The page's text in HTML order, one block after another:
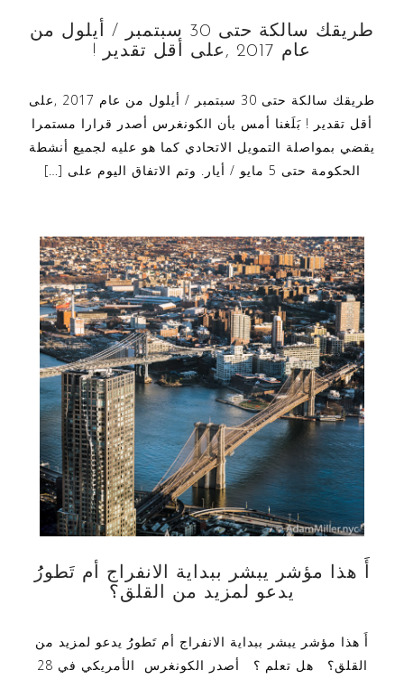
طريقك سالكة حتى 30 سبتمبر / أيلول من
عام 2017 ,على أقل تقدير !
طريقك سالكة حتى 30 سبتمبر / أيلول من عام 2017 ,على
أقل تقدير ! بَلَغنا أمس بأن الكونغرس أصدر قرارا مستمرا
يقضي بمواصلة التمويل الاتحادي كما هو عليه لجميع أنشطة
الحكومة حتى 5 مايو / أيار. وتم الاتفاق اليوم على […]
أَ هذا مؤشر يبشر ببداية الانفراج أم تَطورُُ
يدعو لمزيد من القلق؟
أَ هذا مؤشر يبشر ببداية الانفراج أم تَطورُُ يدعو لمزيد من
القلق؟ هل تعلم ؟ أصدر الكونغرس الأمريكي في 28